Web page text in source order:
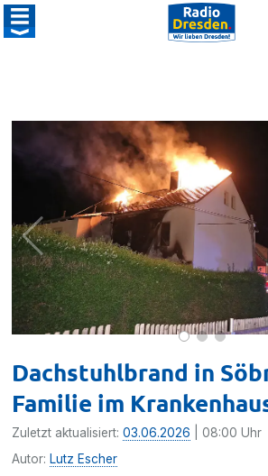
Dachstuhlbrand in
Familie im
Zuletzt aktualisiert:03.06.2026 | 08:00 Uhr
Autor: Lutz Escher